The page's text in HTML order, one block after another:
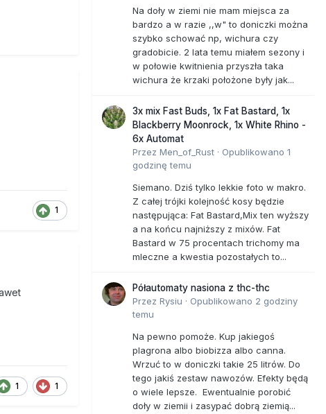
1
1 1
Na doły w ziemi nie mam miejsca za
bardzo a w razie ,,w" to doniczki można
szybko schować np, wichura czy
gradobicie. 2 lata temu miałem sezony i
w połowie kwitnienia przyszła taka
wichura że krzaki położone były jak...
3x mix Fast Buds, 1x Fat Bastard, 1x
Blackberry Moonrock, 1x White Rhino -
6x Automat
Przez Men_of_Rust · Opublikowano 1
godzinę temu
Siemano. Dziś tylko lekkie foto w makro.
Z całej trójki kolejność kosy będzie
następująca: Fat Bastard,Mix ten wyższy
a na końcu najniższy z mixów. Fat
Bastard w 75 procentach trichomy ma
mleczne a kwestia pozostałych to...
Półautomaty nasiona z thc-thc
Przez Rysiu · Opublikowano 2 godziny
temu
Na pewno pomoże. Kup jakiegoś
plagrona albo biobizza albo canna.
Wrzuć to w doniczki takie 25 litrów. Do
tego jakiś zestaw nawozów. Efekty będą
o wiele lepsze. Ewentualnie porobić
doły w ziemii i zasypać dobrą ziemią...